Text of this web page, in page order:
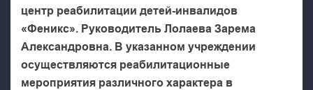
центр реабилитации детей-инвалидов
«Феникс». Руководитель Лолаева Зарема
Александровна. В указанном учреждении
осуществляются реабилитационные
мероприятия различного характера в